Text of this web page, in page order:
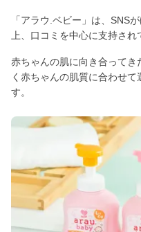
「アラウ.ベビー」は、SNS
上、口コミを中心に支持さ
赤ちゃんの肌に向き合って
く赤ちゃんの肌質に合わせ
す。